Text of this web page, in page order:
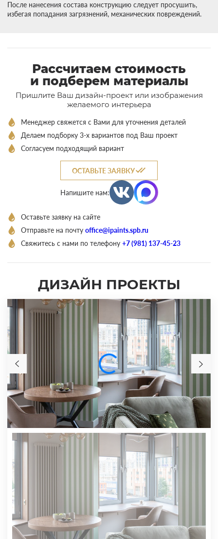
После нанесения состава конструкцию следует просушить,
избегая попадания загрязнений, механических повреждений.
Рассчитаем стоимость
и подберем материалы
Пришлите Ваш дизайн-проект или изображения
желаемого интерьера
Менеджер свяжется с Вами для уточнения деталей
Делаем подборку 3-х вариантов под Ваш проект
Согласуем подходящий вариант
ОСТАВЬТЕ ЗАЯВКУ
Напишите нам:
Оставьте заявку на сайте
Отправьте на почту office@ipaints.spb.ru
Свяжитесь с нами по телефону +7 (981) 137-45-23
ДИЗАЙН ПРОЕКТЫ